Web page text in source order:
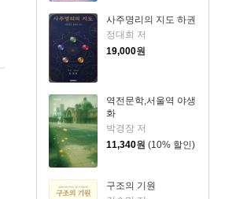
사주명리의 지도 하권
정대희 저
19,000원
역전문학,서울역 야생
화
박경장 저
11,340원 (10% 할인)
구조의 기원